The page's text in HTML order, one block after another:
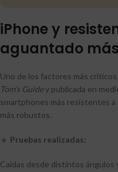
iPhone y
aguantado
Uno de los factores más críticos
Tom’s Guidey publicada en
smartphones más resistentes a
más robustos.
🔹 Pruebas realizadas:
Caídas desde distintos ángulos